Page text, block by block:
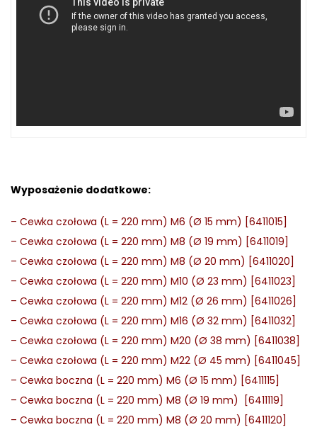
Wyposażenie dodatkowe:
– Cewka czołowa (L = 220 mm) M6 (Ø 15 mm) [6411015]
– Cewka czołowa (L = 220 mm) M8 (Ø 19 mm) [6411019]
– Cewka czołowa (L = 220 mm) M8 (Ø 20 mm) [6411020]
– Cewka czołowa (L = 220 mm) M10 (Ø 23 mm) [6411023]
– Cewka czołowa (L = 220 mm) M12 (Ø 26 mm) [6411026]
– Cewka czołowa (L = 220 mm) M16 (Ø 32 mm) [6411032]
– Cewka czołowa (L = 220 mm) M20 (Ø 38 mm) [6411038]
– Cewka czołowa (L = 220 mm) M22 (Ø 45 mm) [6411045]
– Cewka boczna (L = 220 mm) M6 (Ø 15 mm) [6411115]
– Cewka boczna (L = 220 mm) M8 (Ø 19 mm) [6411119]
– Cewka boczna (L = 220 mm) M8 (Ø 20 mm) [6411120]